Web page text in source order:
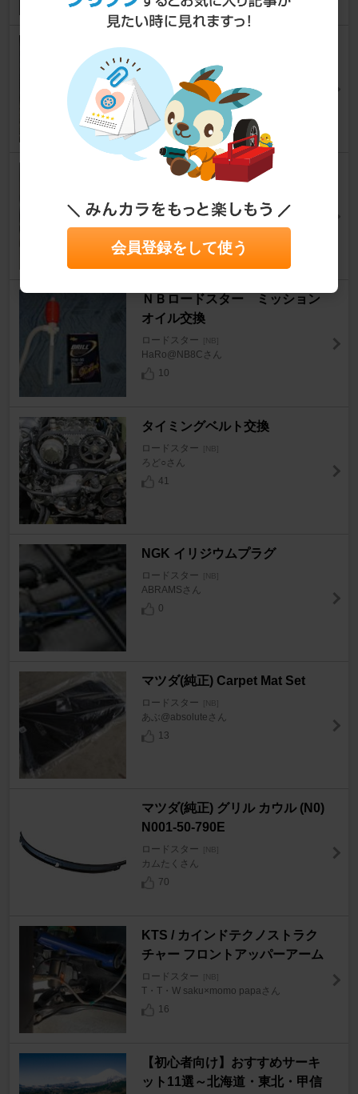
ロードスター [NB]
nb2rsikumaさん
ラジエーターファンモーター交
ロードスター [NB]
るんるん@ND5さん
16
ＮＢロードスター ミッション
オイル交換
ロードスター [NB]
HaRo@NB8Cさん
10
タイミングベルト交換
ロードスター [NB]
ろど○さん
41
NGK イリジウムプラグ
ロードスター [NB]
ABRAMSさん
0
マツダ(純正) Carpet Mat Set
ロードスター [NB]
あぶ@absoluteさん
13
マツダ(純正) グリル カウル (N0)
N001-50-790E
ロードスター [NB]
カムたくさん
70
KTS / カインドテクノストラク
チャー フロントアッパーアーム
ロードスター [NB]
T・T・W saku×momo papaさん
16
【初心者向け】おすすめサーキ
ット11選～北海道・東北・甲信
会員登録をして使う